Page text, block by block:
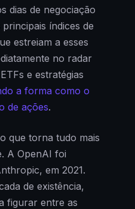
dias de negociação
índices de
estreiam a esses
no radar
e estratégias
a forma como o
de ações.
que torna tudo mais
A OpenAI foi
em 2021.
de existência,
figurar entre as